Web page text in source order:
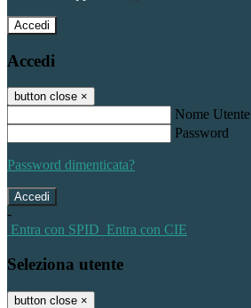
Accedi
Accedi
button close ×
Nome Utente
Password
Password dimenticata?
-
Entra con SPID Entra con CIE
Seleziona utente
button close ×